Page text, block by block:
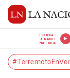
ESCUCHÁ
TU RADIO
PREFERIDA